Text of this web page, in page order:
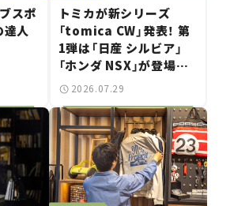
スポ
達人
トミカが新シリーズ
「tomica CW」発表！ 第
1弾は「日産 シルビア」
「ホンダ NSX」が登場。
世界が注目す
とホビー】
2026.07.29